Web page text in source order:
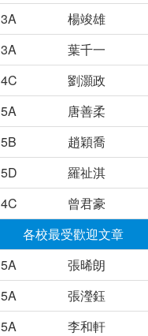
3A 楊竣雄
3A 葉千一
4C 劉灝政
5A 唐善柔
5B 趙穎喬
5D 羅祉淇
4C 曾君豪
各校最受歡迎文章
5A 張晞朗
5A 張瀅鈺
5A 李和軒